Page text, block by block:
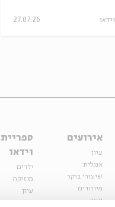
וידאו 27.07.26
אירועים
עיון
אנגלית
שיעורי בוקר
מיוחדים
נוער
ספריית
וידאו
ילדים
מוזיקה
עיון